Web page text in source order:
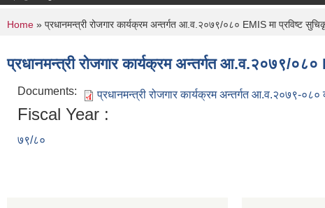
You are here
Home » प्रधानमन्त्री रोजगार कार्यक्रम अन्तर्गत आ.व.२०७९/०८० EMIS मा प्रविष्ट
प्रधानमन्त्री रोजगार कार्यक्रम अन्तर्गत आ.व.२०७९/०८०
Documents: प्रधानमन्त्री रोजगार कार्यक्रम अन्तर्गत आ.व.२०७९-०८०
Fiscal Year :
७९/८०